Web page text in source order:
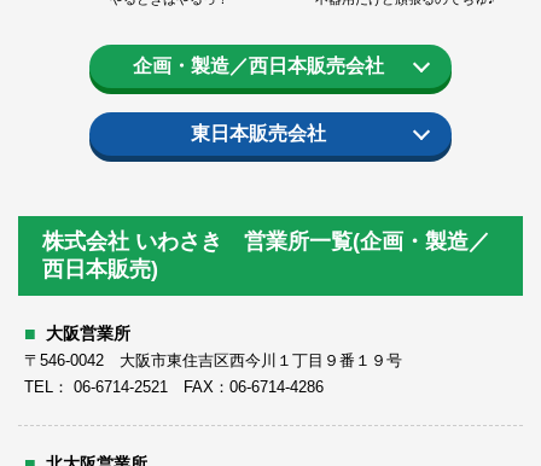
企画・製造／西日本販売会社
東日本販売会社
株式会社 いわさき 営業所一覧(企画・製造／
西日本販売)
大阪営業所
〒546-0042 大阪市東住吉区西今川１丁目９番１９号
TEL： 06-6714-2521 FAX：06-6714-4286